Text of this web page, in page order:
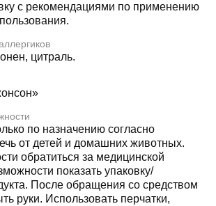
с рекомендациями по применению
цитраль.
по назначению согласно
от детей и домашних животных.
обратиться за медицинской
показать упаковку/
После обращения со средством
руки. Использовать перчатки,